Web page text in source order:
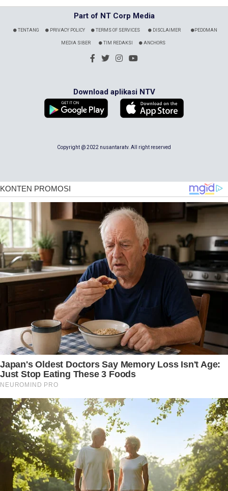
Part of NT Corp Media
TENTANG PRIVACY POLICY TERMS OF SERVICES DISCLAIMER PEDOMAN
MEDIA SIBER TIM REDAKSI ANCHORS
Download aplikasi NTV
Copyright @ 2022 nusantaratv. All right reserved